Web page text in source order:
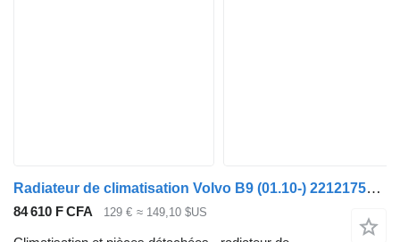
Radiateur de climatisation Volvo B9 (01.10-) 22121752 pour Volvo B7, B8, B9, B12 bus (2005-)
84 610 F CFA 129 € ≈ 149,10 $US